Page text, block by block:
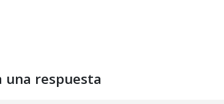
una respuesta